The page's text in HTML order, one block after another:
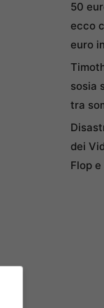
50
ecco
euro
sosia
tra
dei
Flop